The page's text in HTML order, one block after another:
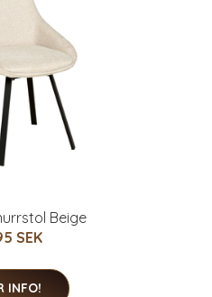
Beige
SEK
INFO!